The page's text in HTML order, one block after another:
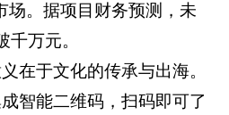
场。据项目财务预测，未
万元。
在于文化的传承与出海。
智能二维码，扫码即可了